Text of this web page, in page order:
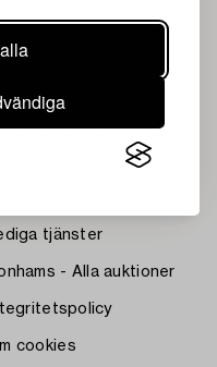
tjänster
- Alla auktioner
cookies